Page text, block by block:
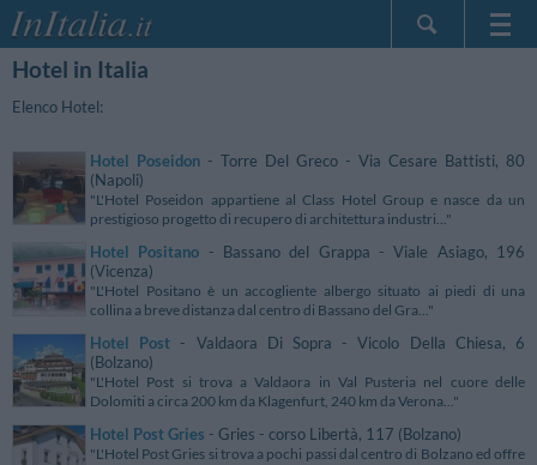
Hotel in Italia
Elenco Hotel:
Hotel Poseidon - Torre Del Greco - Via Cesare Battisti, 80
(Napoli)
"L'Hotel Poseidon appartiene al Class Hotel Group e nasce da un
prestigioso progetto di recupero di architettura industri..."
Hotel Positano - Bassano del Grappa - Viale Asiago, 196
(Vicenza)
"L'Hotel Positano è un accogliente albergo situato ai piedi di una
collina a breve distanza dal centro di Bassano del Gra..."
Hotel Post - Valdaora Di Sopra - Vicolo Della Chiesa, 6
(Bolzano)
"L'Hotel Post si trova a Valdaora in Val Pusteria nel cuore delle
Dolomiti a circa 200 km da Klagenfurt, 240 km da Verona..."
Hotel Post Gries - Gries - corso Libertà, 117 (Bolzano)
"L'Hotel Post Gries si trova a pochi passi dal centro di Bolzano ed offre